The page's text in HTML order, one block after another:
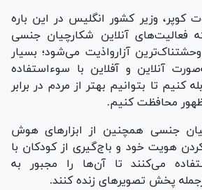
کوپر، وزیر کشور انگلیس در این باره
فعالیت‌های آنلاین شکارچیان جنسی
آزارواذیت می‌شود؛ بسیار
آنلاین و آفلاین با سوءاستفاده
کنیم تا بتوانیم بهتر از مردم در برابر
محافظت کنیم.
جنسی همچنین از ابزار‌های هوش
هویت خود و باج‌گیری از کودکان با
می‌کنند تا آن‌ها را مجبور به
پخش تصویرهای زنده کنند.